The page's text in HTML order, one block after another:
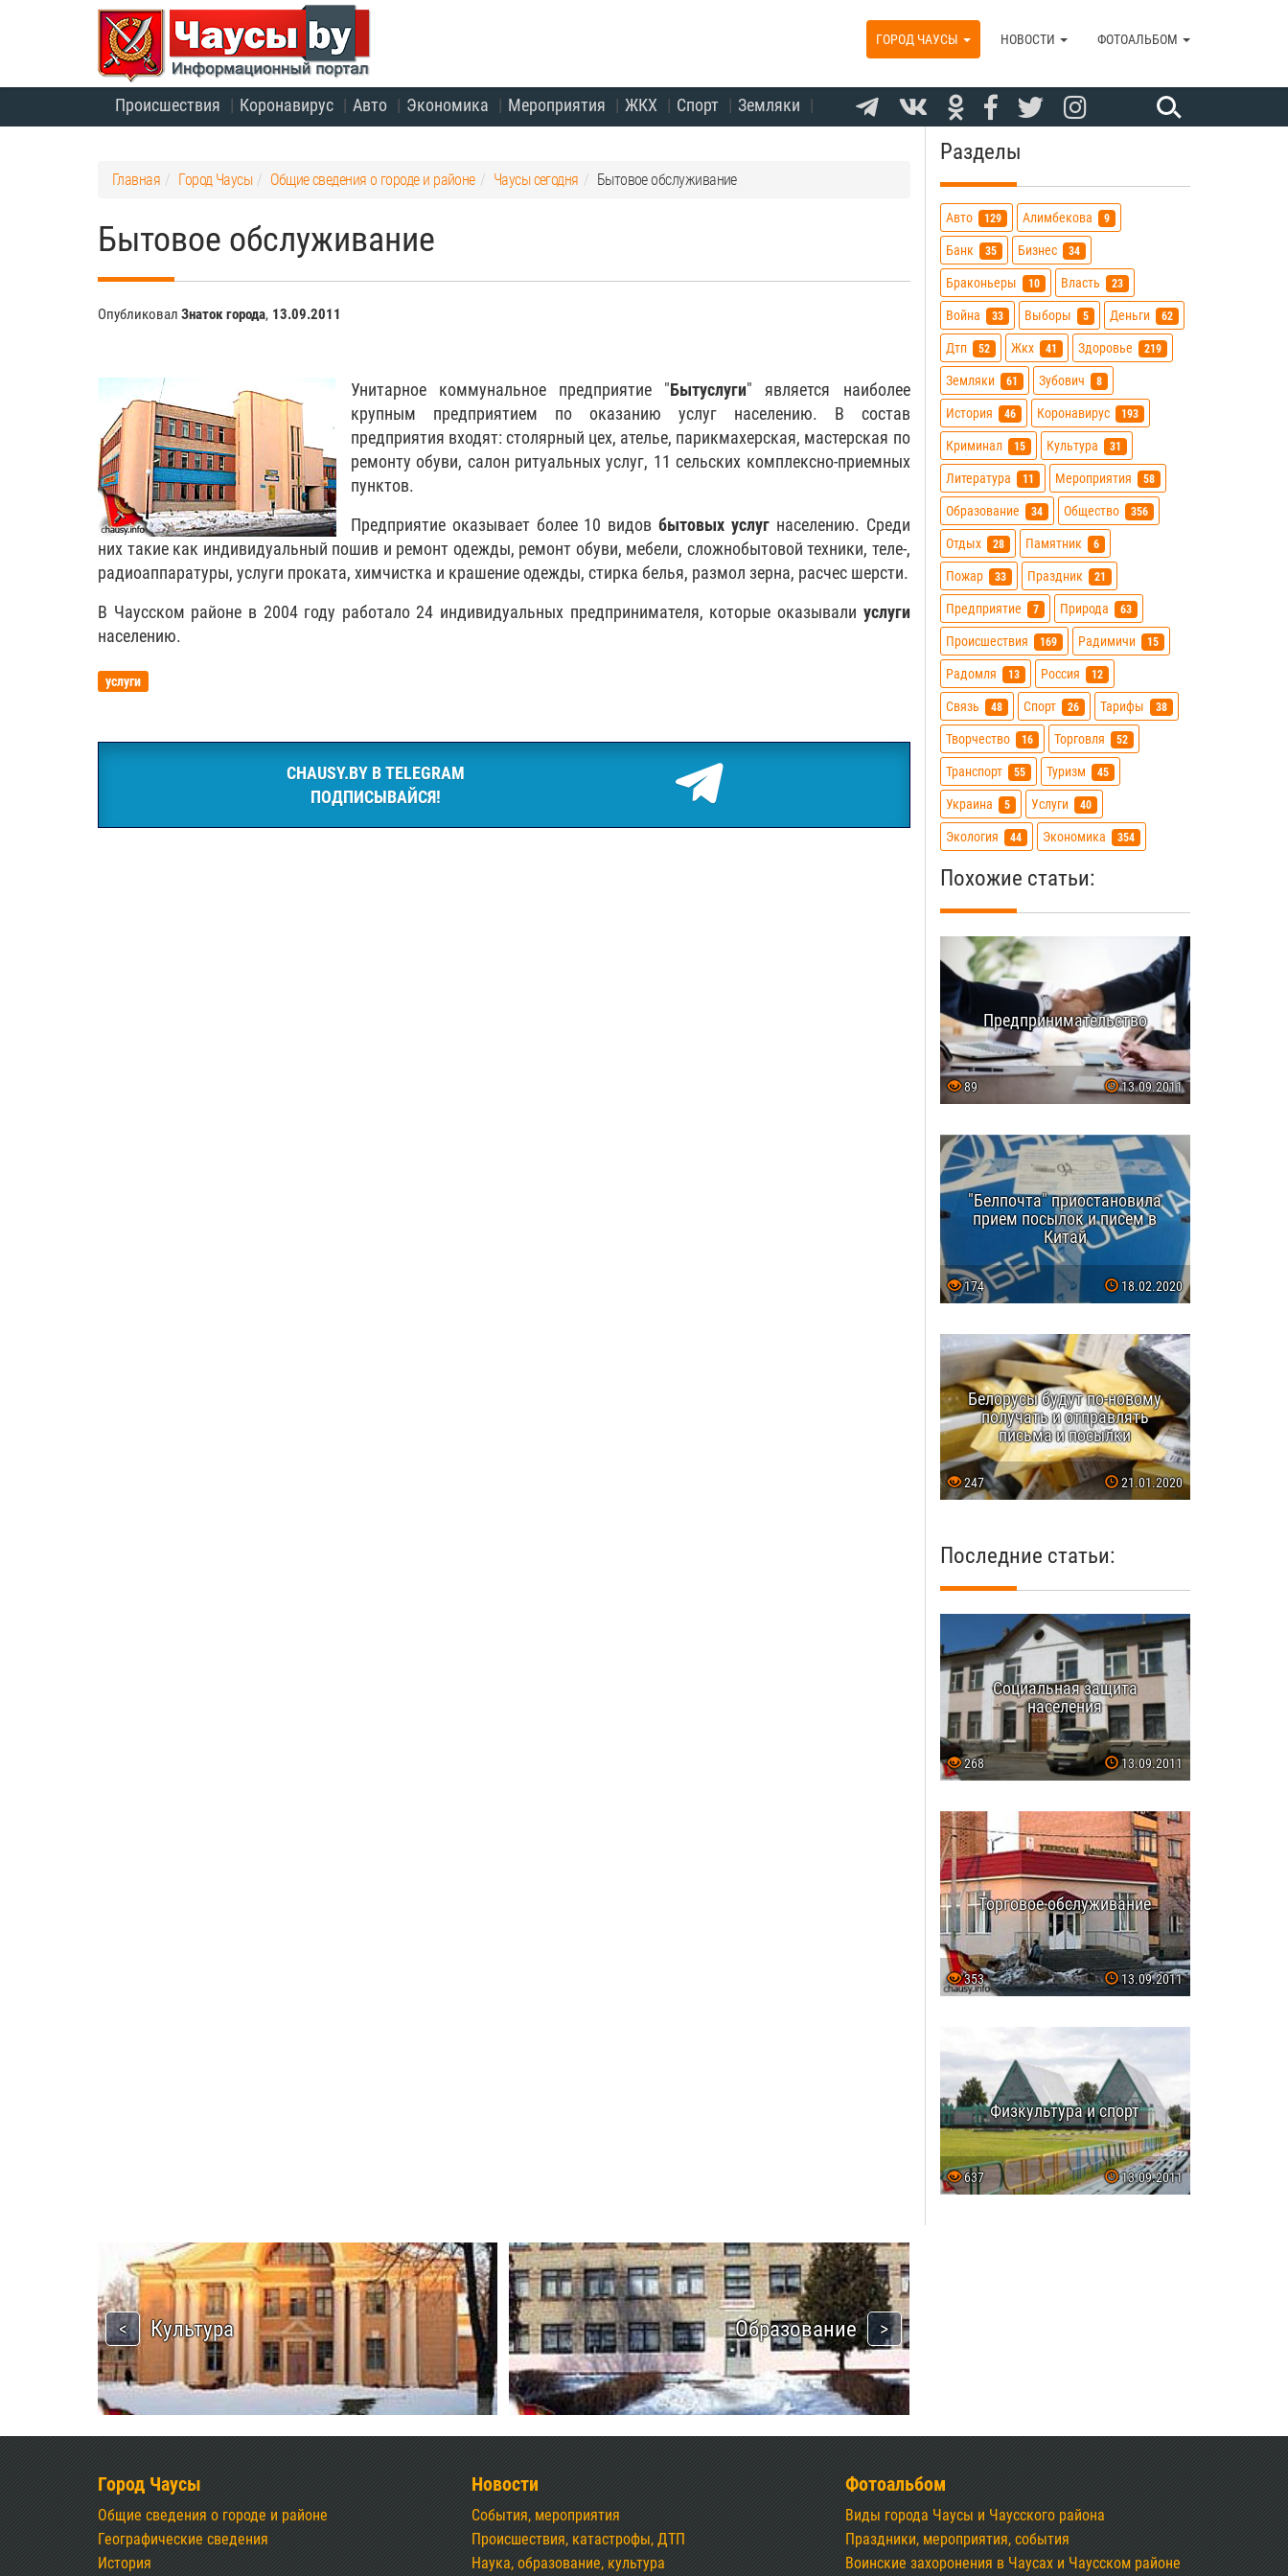
Происшествия Коронавирус Авто Экономика Мероприятия ЖКХ Спорт Земляки
ГОРОД ЧАУСЫ НОВОСТИ ФОТОАЛЬБОМ
Главная Город Чаусы Общие сведения о городе и районе Чаусы сегодня Бытовое обслуживание
Бытовое обслуживание
Опубликовал Знаток города, 13.09.2011
Унитарное коммунальное предприятие "Бытуслуги" является наиболее
крупным предприятием по оказанию услуг населению. В состав
предприятия входят: столярный цех, ателье, парикмахерская, мастерская по
ремонту обуви, салон ритуальных услуг, 11 сельских комплексно-приемных
пунктов.
Предприятие оказывает более 10 видовбытовых услугнаселению. Среди
них такие как индивидуальный пошив и ремонт одежды, ремонт обуви, мебели, сложнобытовой техники, теле-,
радиоаппаратуры, услуги проката, химчистка и крашение одежды, стирка белья, размол зерна, расчес шерсти.
В Чаусском районе в 2004 году работало 24 индивидуальных предпринимателя, которые оказывали услуги
населению.
услуги
CHAUSY.BY В TELEGRAM
ПОДПИСЫВАЙСЯ!
Культура Образование
Разделы
Авто 129 Алимбекова 9
Банк 35 Бизнес 34
Браконьеры 10 Власть 23
Война 33 Выборы 5 Деньги 62
Дтп 52 Жкх 41 Здоровье 219
Земляки 61 Зубович 8
История 46 Коронавирус 193
Криминал 15 Культура 31
Литература 11 Мероприятия 58
Образование 34 Общество 356
Отдых 28 Памятник 6
Пожар 33 Праздник 21
Предприятие 7 Природа 63
Происшествия 169 Радимичи 15
Радомля 13 Россия 12
Связь 48 Спорт 26 Тарифы 38
Творчество 16 Торговля 52
Транспорт 55 Туризм 45
Украина 5 Услуги 40
Экология 44 Экономика 354
Похожие статьи:
Предпринимательство
89 13.09.2011
"Белпочта" приостановила
прием посылок и писем в
Китай
174 18.02.2020
Белорусы будут по-новому
получать и отправлять
письма и посылки
247 21.01.2020
Последние статьи:
Социальная защита
населения
268 13.09.2011
Торговое обслуживание
353 13.09.2011
Физкультура и спорт
637 13.09.2011
Город Чаусы
Общие сведения о городе и районе
Географические сведения
История
Новости
События, мероприятия
Происшествия, катастрофы, ДТП
Наука, образование, культура
Фотоальбом
Виды города Чаусы и Чаусского района
Праздники, мероприятия, события
Воинские захоронения в Чаусах и Чаусском районе